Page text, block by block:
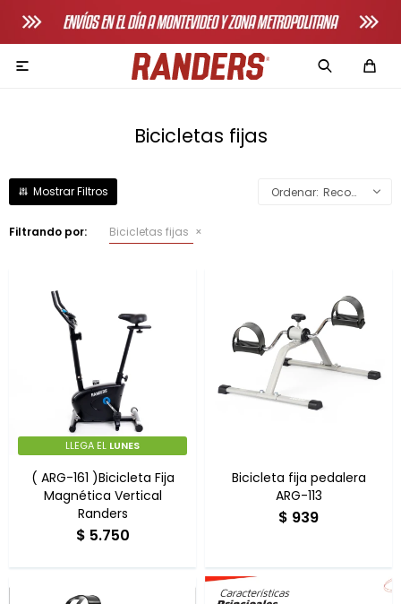

Bicicletas fijas
Recomendados
Filtrando por: Bicicletas fijas
LLEGA EL LUNES
( ARG-161 )Bicicleta Fija
Magnética Vertical
Randers
$ 5.750
Bicicleta fija pedalera
ARG-113
$ 939
Adultos
Bicicletas horizonales
Bicicletas tradicionales
Bancos de pecho
Máquinas de remo
Multigimnasios
Bicicletas horizonales